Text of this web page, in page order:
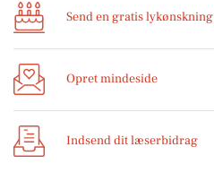
Send en gratis lykønskning
Opret mindeside
Indsend dit læserbidrag